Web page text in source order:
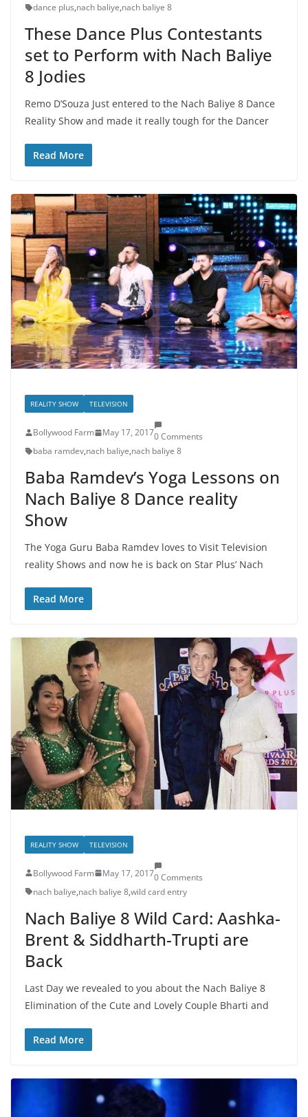
dance plus,nach baliye,nach baliye 8
These Dance Plus Contestants
set to Perform with Nach Baliye
8 Jodies
Remo D’Souza Just entered to the Nach Baliye 8 Dance
Reality Show and made it really tough for the Dancer
Read More
REALITY SHOW TELEVISION
Bollywood Farm May 17, 20170 Comments
baba ramdev,nach baliye,nach baliye 8
Baba Ramdev’s Yoga Lessons on
Nach Baliye 8 Dance reality
Show
The Yoga Guru Baba Ramdev loves to Visit Television
reality Shows and now he is back on Star Plus’ Nach
Read More
REALITY SHOW TELEVISION
Bollywood Farm May 17, 20170 Comments
nach baliye,nach baliye 8,wild card entry
Nach Baliye 8 Wild Card: Aashka-
Brent & Siddharth-Trupti are
Back
Last Day we revealed to you about the Nach Baliye 8
Elimination of the Cute and Lovely Couple Bharti and
Read More